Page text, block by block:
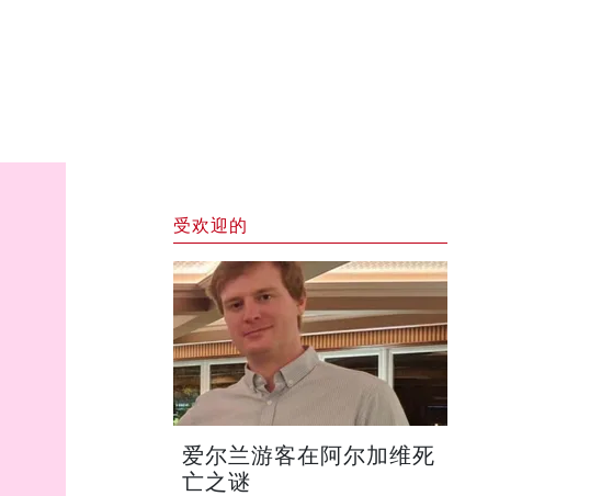
受欢迎的
爱尔兰游客在阿尔加维死
亡之谜